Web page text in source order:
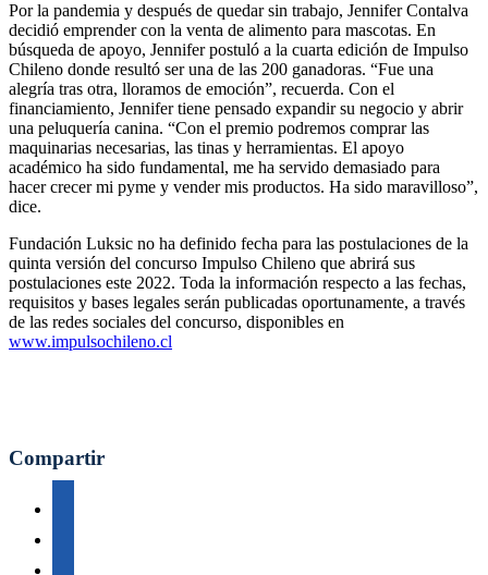
Por la pandemia y después de quedar sin trabajo, Jennifer Contalva
decidió emprender con la venta de alimento para mascotas. En
búsqueda de apoyo, Jennifer postuló a la cuarta edición de Impulso
Chileno donde resultó ser una de las 200 ganadoras. “Fue una
alegría tras otra, lloramos de emoción”, recuerda. Con el
financiamiento, Jennifer tiene pensado expandir su negocio y abrir
una peluquería canina. “Con el premio podremos comprar las
maquinarias necesarias, las tinas y herramientas. El apoyo
académico ha sido fundamental, me ha servido demasiado para
hacer crecer mi pyme y vender mis productos. Ha sido maravilloso”,
dice.
Fundación Luksic no ha definido fecha para las postulaciones de la
quinta versión del concurso Impulso Chileno que abrirá sus
postulaciones este 2022. Toda la información respecto a las fechas,
requisitos y bases legales serán publicadas oportunamente, a través
de las redes sociales del concurso, disponibles en
www.impulsochileno.cl
Compartir